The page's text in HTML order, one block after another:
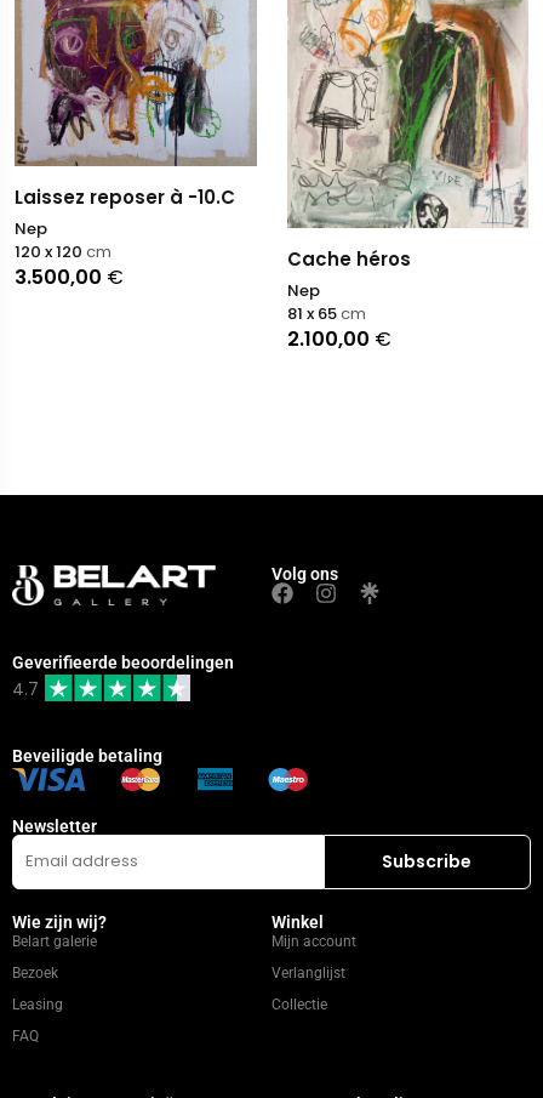
Laissez reposer à -10.C
Nep
3.500,00 €
120 x 120 cm Cache héros
Nep
2.100,00 €
81 x 65cm
Volg ons
Geverifieerde beoordelingen
4.7
Beveiligde betaling
Newsletter
Wie zijn wij?
Belart galerie
Bezoek
Leasing
FAQ
Winkel
Mijn account
Verlanglijst
Collectie